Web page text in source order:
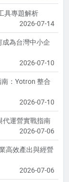
具專題解析
2026-07-14
為台灣中小企
2026-07-10
：Yotron 整合
2026-07-10
代運營實戰指南
2026-07-06
高效產出與經營
2026-07-06